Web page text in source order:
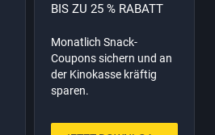
BIS ZU 25 % RABATT
Monatlich Snack-
Coupons sichern und an
der Kinokasse kräftig
sparen.